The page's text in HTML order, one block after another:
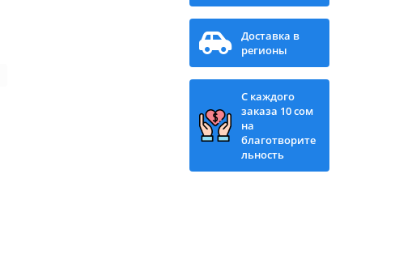
Доставка в
регионы
С каждого
заказа 10 сом
на
благотворите
льность